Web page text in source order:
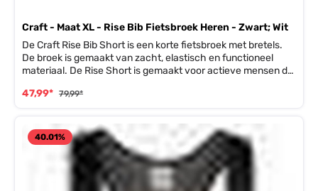
Craft - Maat XL - Rise Bib Fietsbroek Heren - Zwart; Wit
De Craft Rise Bib Short is een korte fietsbroek met bretels.
De broek is gemaakt van zacht, elastisch en functioneel
materiaal. De Rise Short is gemaakt voor actieve mensen die
stof houdt je droog en fris tijdens je hele fietstraining. De
draagcomfort. De Infinity C4 Pad biedt ook veel comfort.
Bovendien houd de siliconenprint de short op zijn plaats.
47,99* 79,99*
40.01%